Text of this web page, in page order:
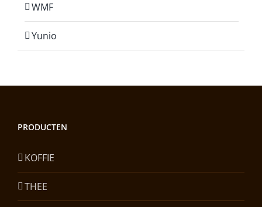
WMF
Yunio
PRODUCTEN
KOFFIE
THEE